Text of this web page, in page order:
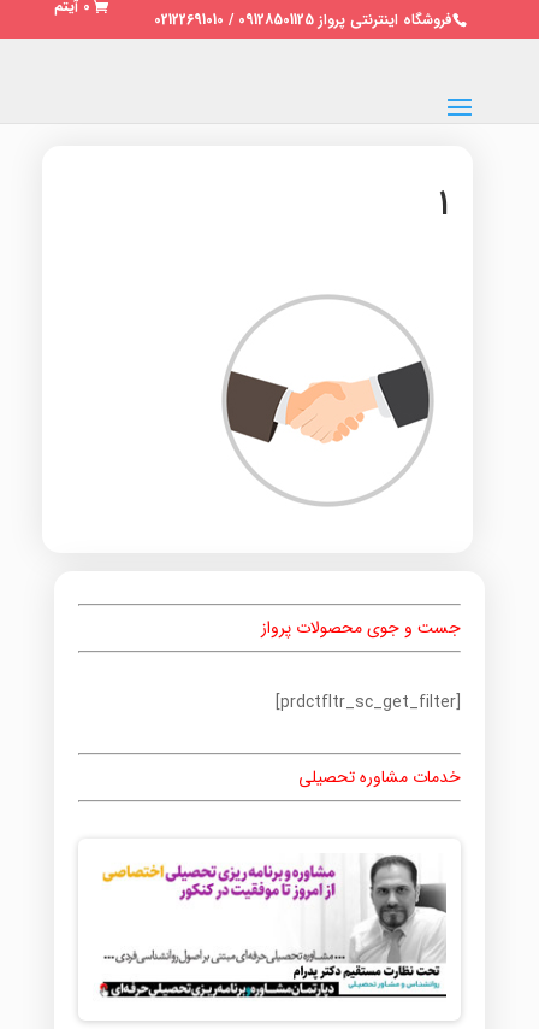
فروشگاه اینترنتی پرواز 09128501125 / 02122691010
0 آیتم
۱
جست و جوی محصولات پرواز
[prdctfltr_sc_get_filter]
خدمات مشاوره تحصیلی